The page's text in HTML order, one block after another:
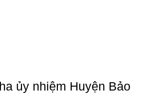
ủy nhiệm Huyện Bảo